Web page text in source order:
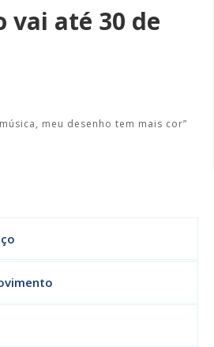
vai até 30 de
meu desenho tem mais cor”